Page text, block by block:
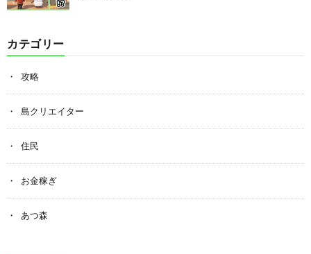
カテゴリー
攻略
島クリエイター
住民
お金稼ぎ
あつ森